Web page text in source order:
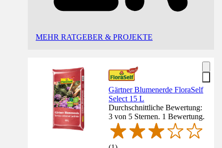
MEHR RATGEBER & PROJEKTE
Gärtner Blumenerde FloraSelf
Select 15 L
Durchschnittliche Bewertung:
3 von 5 Sternen. 1 Bewertung.